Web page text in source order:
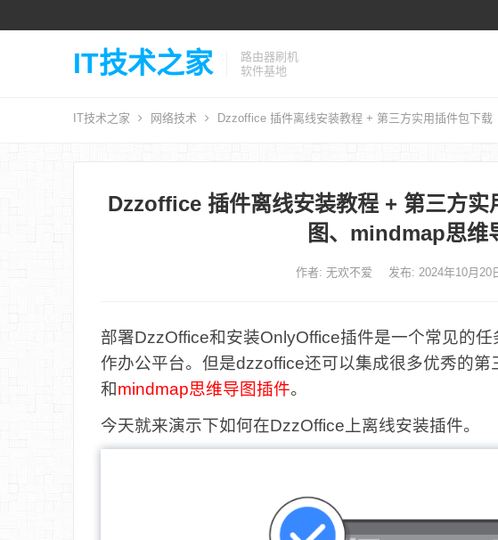
IT技术之家
路由器刷机
软件基地
IT技术之家 网络技术 Dzzoffice 插件离线安装教程 + 第三方实用插件包下载
Dzzoffice 插件离线安装教程 + 第三方
图、mindmap思维
作者: 无欢不爱 发布: 2024年10月20
部署DzzOffice和安装OnlyOffice插件是一个常见的
作办公平台。但是dzzoffice还可以集成很多优秀的第
和mindmap思维导图插件。
今天就来演示下如何在DzzOffice上离线安装插件。